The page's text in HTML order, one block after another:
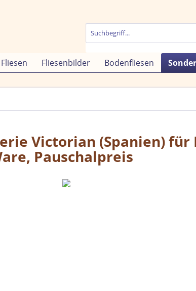
Fliesenbilder Bodenfliesen
Victorian (Spanien) für
Pauschalpreis